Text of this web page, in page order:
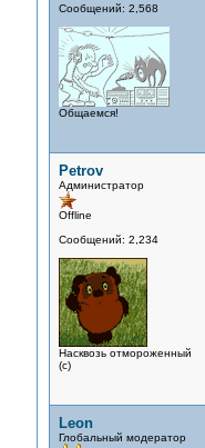
Сообщений: 2,568
Общаемся!
Petrov
Администратор
Offline
Сообщений: 2,234
Насквозь отмороженный
(с)
Leon
Глобальный модератор